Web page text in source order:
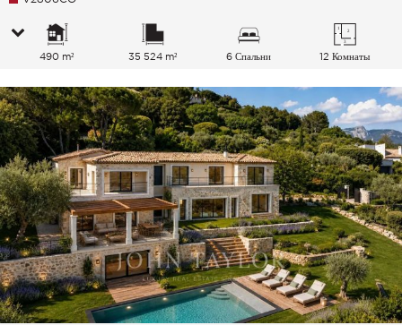
490 m² 35 524 m² 6 Спальни 12 Комнаты